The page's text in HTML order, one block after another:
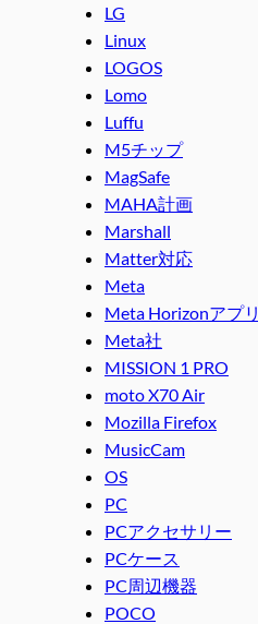
LG
Linux
LOGOS
Lomo
Luffu
M5チップ
MagSafe
MAHA計画
Marshall
Matter対応
Meta
Meta Horizonアプリ
Meta社
MISSION 1 PRO
moto X70 Air
Mozilla Firefox
MusicCam
OS
PC
PCアクセサリー
PCケース
PC周辺機器
POCO